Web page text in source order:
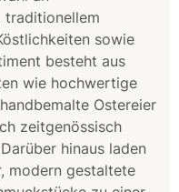
traditionellem
sowie
besteht aus
wie hochwertige
Ostereier
zeitgenössisch
hinaus laden
modern gestaltete